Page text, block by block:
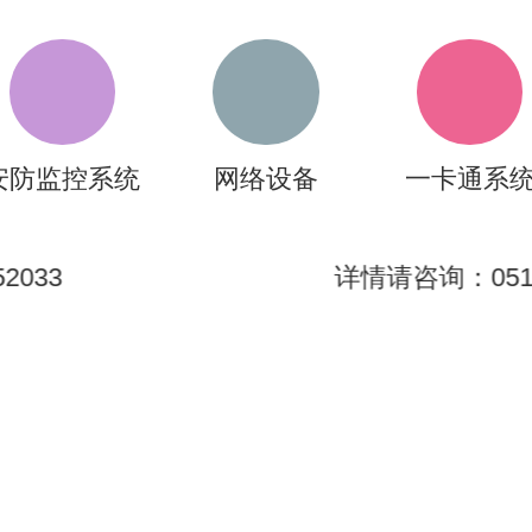
防监控系统 网络设备 一卡通系
详情请咨询：